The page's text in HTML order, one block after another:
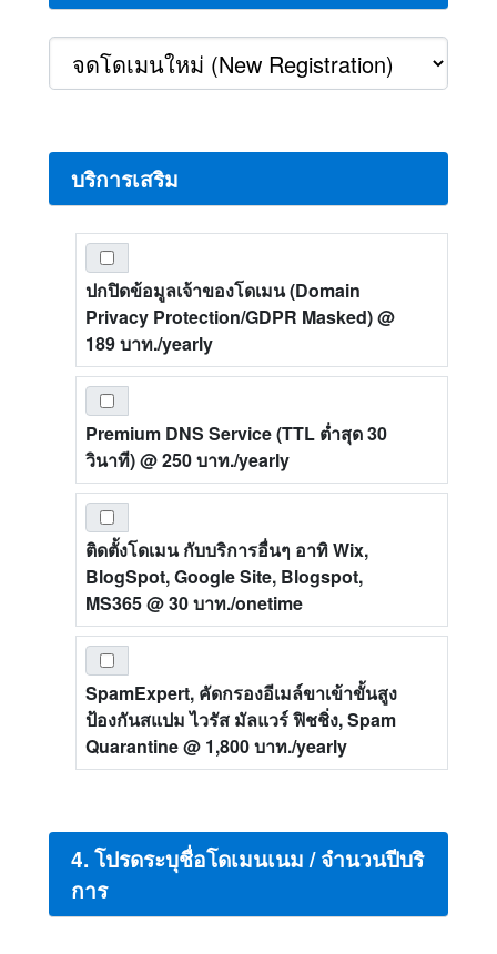
บริการเสริม
ปกปิดข้อมูลเจ้าของโดเมน (Domain
Privacy Protection/GDPR Masked)@
189 บาท./yearly
Premium DNS Service (TTL ต่ำสุด 30
วินาที)@ 250 บาท./yearly
ติดตั้งโดเมน กับบริการอื่นๆ อาทิ Wix,
BlogSpot, Google Site, Blogspot,
MS365@ 30 บาท./onetime
SpamExpert, คัดกรองอีเมล์ขาเข้าขั้นสูง
ป้องกันสแปม ไวรัส มัลแวร์ ฟิชชิ่ง, Spam
Quarantine@ 1,800 บาท./yearly
4. โปรดระบุชื่อโดเมนเนม / จำนวนปีบริ
การ